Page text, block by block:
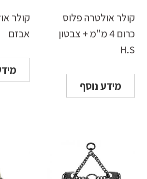
קולר אולטרה פלוס
כרום 4 מ"מ + צבטון
H.S
מידע נוסף
קולר
אבזם